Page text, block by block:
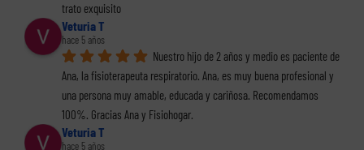
trato exquisito
Veturia T
hace 5 años
Nuestro hijo de 2 años y medio es paciente de
Ana, la fisioterapeuta respiratorio. Ana, es muy buena profesional y
una persona muy amable, educada y cariñosa. Recomendamos
100%. Gracias Ana y Fisiohogar.
Veturia T
hace 5 años